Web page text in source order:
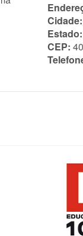
Cidade:
Estado:
CEP: